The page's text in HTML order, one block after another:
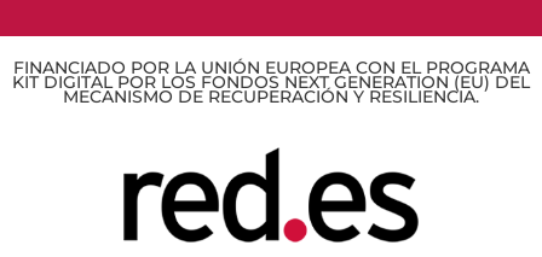
FINANCIADO POR LA UNIÓN EUROPEA CON EL PROGRAMA
KIT DIGITAL POR LOS FONDOS NEXT GENERATION (EU) DEL
MECANISMO DE RECUPERACIÓN Y RESILIENCIA.